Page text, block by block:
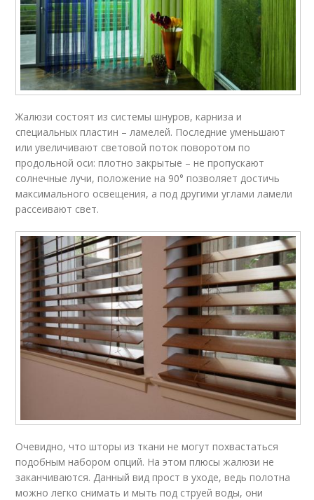
Жалюзи состоят из системы шнуров, карниза и
специальных пластин – ламелей. Последние уменьшают
или увеличивают световой поток поворотом по
продольной оси: плотно закрытые – не пропускают
солнечные лучи, положение на 90° позволяет достичь
максимального освещения, а под другими углами ламели
рассеивают свет.
Очевидно, что шторы из ткани не могут похвастаться
подобным набором опций. На этом плюсы жалюзи не
заканчиваются. Данный вид прост в уходе, ведь полотна
можно легко снимать и мыть под струей воды, они